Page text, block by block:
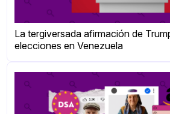
La tergiversada afirmación de
elecciones en Venezuela